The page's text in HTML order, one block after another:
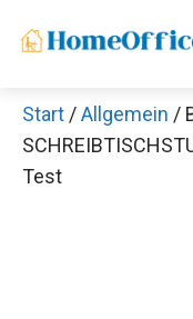
Inhalt
Start /Allgemein /
Test